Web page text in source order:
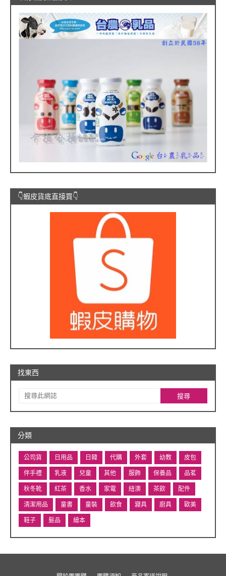
👇蝦皮貨底直接買👇
找東西
分類
公司貨 日用品 日韓 代購 外套 幼教 皮包
伴手禮 乳液 兒童 其他 服飾 保養品 品茗
秋冬靴 紅茶 香水 家電 紐澳 茶飲 配件
清潔用品 童書 童裝 飲食 寢具 廚具 歐美
鞋子 髮品 繪本